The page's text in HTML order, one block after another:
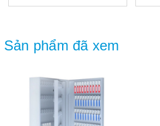
Sản phẩm đã xem